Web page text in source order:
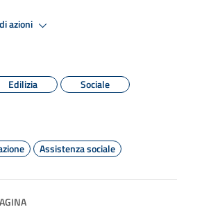
azioni
Edilizia Sociale
Assistenza sociale